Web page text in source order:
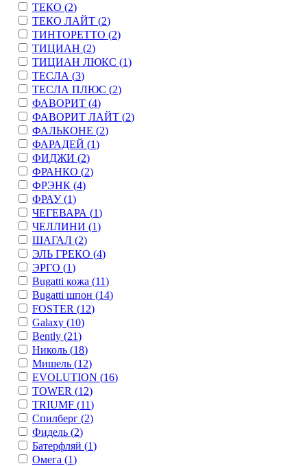
ТЕКО (2)
ТЕКО ЛАЙТ (2)
ТИНТОРЕТТО (2)
ТИЦИАН (2)
ТИЦИАН ЛЮКС (1)
ТЕСЛА (3)
ТЕСЛА ПЛЮС (2)
ФАВОРИТ (4)
ФАВОРИТ ЛАЙТ (2)
ФАЛЬКОНЕ (2)
ФАРАДЕЙ (1)
ФИДЖИ (2)
ФРАНКО (2)
ФРЭНК (4)
ФРАУ (1)
ЧЕГЕВАРА (1)
ЧЕЛЛИНИ (1)
ШАГАЛ (2)
ЭЛЬ ГРЕКО (4)
ЭРГО (1)
Bugatti кожа (11)
Bugatti шпон (14)
FOSTER (12)
Galaxy (10)
Bently (21)
Николь (18)
Мишель (12)
EVOLUTION (16)
TOWER (12)
TRIUMF (11)
Спилберг (2)
Фидель (2)
Батерфляй (1)
Омега (1)